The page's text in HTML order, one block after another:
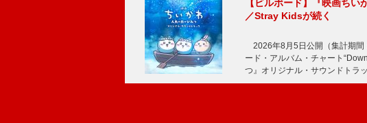
【ビルボード】『映画ち
／Stray Kidsが続く
2026年8月5日公開（集計期間
ード・アルバム・チャート
つ』オリジナル・サウンドトラ